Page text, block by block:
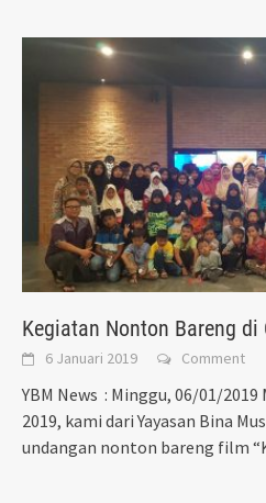
Kegiatan Nonton Bareng di
6 Januari 2019 Comment
YBM News : Minggu, 06/01/
2019, kami dari Yayasan Bina
undangan nonton bareng film